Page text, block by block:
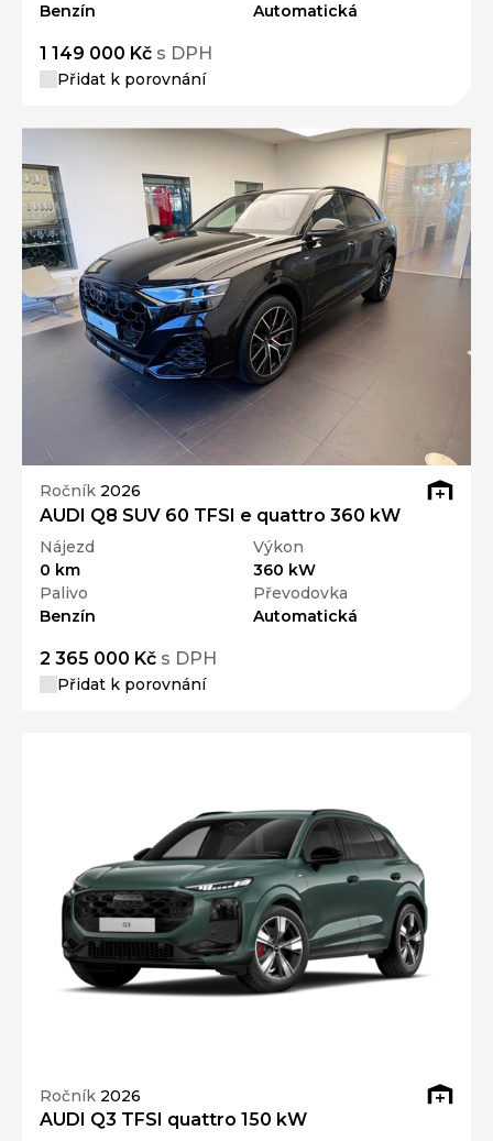
Benzín
Automatická
1 149 000 Kč s DPH
Přidat k porovnání
Ročník 2026
AUDI Q8 SUV 60 TFSI e quattro 360 kW
Nájezd
0 km
Výkon
360 kW
Palivo
Benzín
Převodovka
Automatická
2 365 000 Kč s DPH
Přidat k porovnání
Ročník 2026
AUDI Q3 TFSI quattro 150 kW